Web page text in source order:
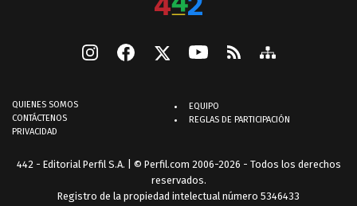
QUIENES SOMOS
CONTÁCTENOS
PRIVACIDAD
EQUIPO
REGLAS DE PARTICIPACIÓN
442 - Editorial Perfil S.A. | © Perfil.com 2006-2026 - Todos los derechos
reservados.
Registro de la propiedad intelectual número 5346433